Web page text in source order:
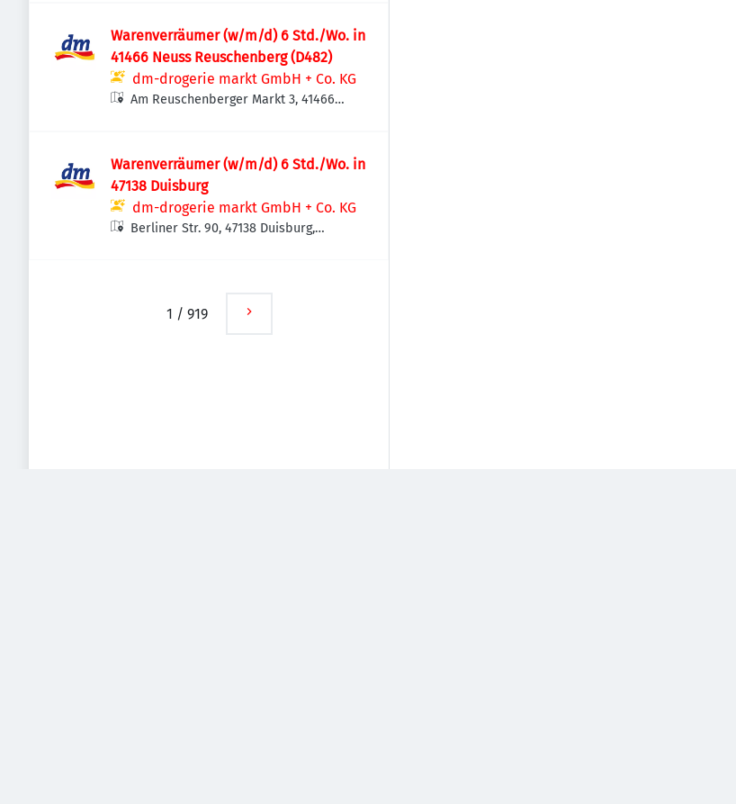
Warenverräumer (w/m/d) 6 Std./Wo. in
41466 Neuss Reuschenberg (D482)
dm-drogerie markt GmbH + Co. KG
Am Reuschenberger Markt 3, 41466
Warenverräumer (w/m/d) 6 Std./Wo. in
47138 Duisburg
dm-drogerie markt GmbH + Co. KG
Berliner Str. 90, 47138 Duisburg,
1 / 919